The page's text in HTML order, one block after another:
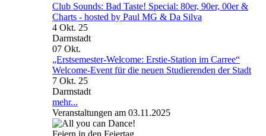
Club Sounds: Bad Taste! Special: 80er, 90er, 00er &
Charts - hosted by Paul MG & Da Silva
4 Okt. 25
Darmstadt
07 Okt.
„Erstsemester-Welcome: Erstie-Station im Carree“
Welcome-Event für die neuen Studierenden der Stadt
7 Okt. 25
Darmstadt
mehr...
Veranstaltungen am 03.11.2025